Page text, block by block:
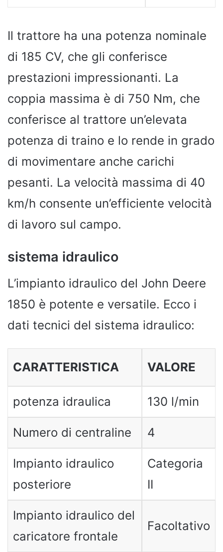
Il trattore ha una potenza nominale
di 185 CV, che gli conferisce
prestazioni impressionanti. La
coppia massima è di 750 Nm, che
conferisce al trattore un’elevata
potenza di traino e lo rende in grado
di movimentare anche carichi
pesanti. La velocità massima di 40
km/h consente un’efficiente velocità
di lavoro sul campo.
sistema idraulico
L’impianto idraulico del John Deere
1850 è potente e versatile. Ecco i
dati tecnici del sistema idraulico:
CARATTERISTICA VALORE
potenza idraulica 130 l/min
Numero di centraline 4
Impianto idraulico
posteriore
Categoria
II
Impianto idraulico del
caricatore frontale
Facoltativo